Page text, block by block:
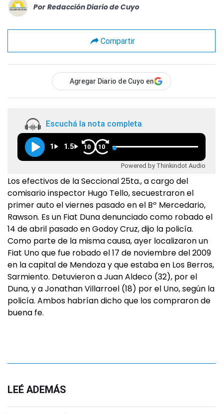
Por Redacción Diario de Cuyo
Compartir
Agregar Diario de Cuyo en
Escuchá la nota completa
1 1.5 10 10
Powered by Thinkindot Audio
Los efectivos de la Seccional 25ta., a cargo del
comisario inspector Hugo Tello, secuestraron el
primer auto el viernes pasado en el Bº Mercedario,
Rawson. Es un Fiat Duna denunciado como robado el
14 de abril pasado en Godoy Cruz, dijo la policía.
Como parte de la misma causa, ayer localizaron un
Fiat Uno que fue robado el 17 de noviembre del 2009
en la capital de Mendoza y que estaba en Los Berros,
Sarmiento. Detuvieron a Juan Aldeco (32), por el
Duna, y a Jonathan Villarroel (18) por el Uno, según la
policía. Ambos habrían dicho que los compraron de
buena fe.
LEÉ ADEMÁS